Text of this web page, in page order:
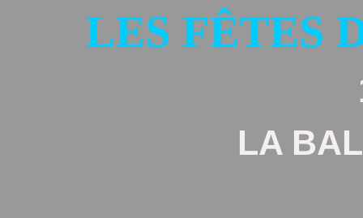
LES FÊTES
LA